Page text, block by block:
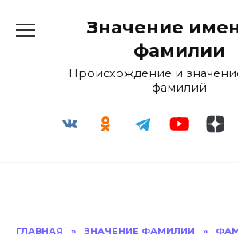
Значение
фамилии
Происхождение и
фамилий
ГЛАВНАЯ » ЗНАЧЕНИЕ ФАМИЛИИ »